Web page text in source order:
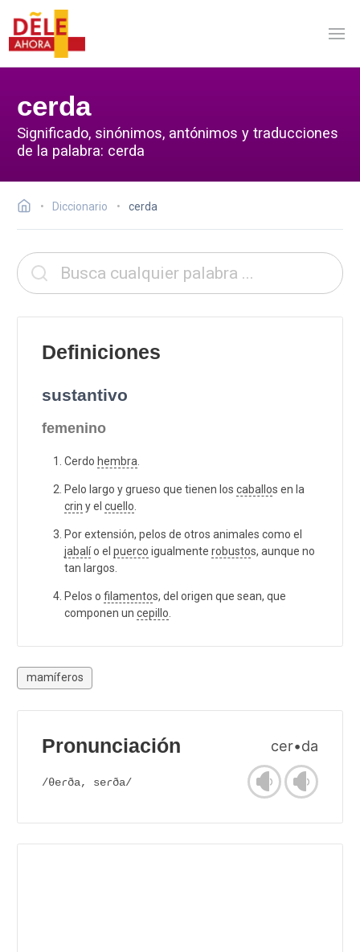
cerda
Significado, sinónimos, antónimos y traducciones
de la palabra: cerda
Diccionario cerda
Definiciones
sustantivo
femenino
Cerdo hembra
Pelo largo y grueso que tienen los caballos en la
crin y el cuello
Por extensión, pelos de otros animales como el
jabalío el puerco igualmente robustos, aunque no
tan largos.
Pelos o filamentos, del origen que sean, que
componen un cepillo
mamíferos
Pronunciación cer•da
/θeɾða, seɾða/